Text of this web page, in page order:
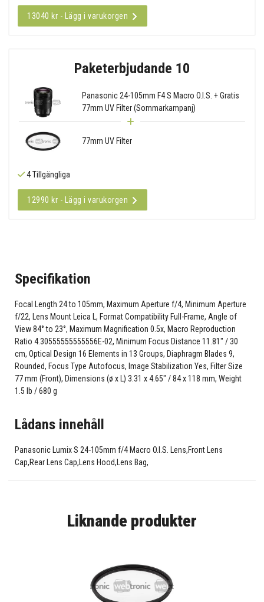
13040 kr - Lägg i varukorgen
Paketerbjudande 10
Panasonic 24-105mm F4 S Macro O.I.S. + Gratis
77mm UV Filter (Sommarkampanj)
77mm UV Filter
4 Tillgängliga
12990 kr - Lägg i varukorgen
Specifikation
Focal Length 24 to 105mm, Maximum Aperture f/4, Minimum Aperture
f/22, Lens Mount Leica L, Format Compatibility Full-Frame, Angle of
View 84° to 23°, Maximum Magnification 0.5x, Macro Reproduction
Ratio 4.30555555555556E-02, Minimum Focus Distance 11.81" / 30
cm, Optical Design 16 Elements in 13 Groups, Diaphragm Blades 9,
Rounded, Focus Type Autofocus, Image Stabilization Yes, Filter Size
77 mm (Front), Dimensions (ø x L) 3.31 x 4.65" / 84 x 118 mm, Weight
1.5 lb / 680 g
Lådans innehåll
Panasonic Lumix S 24-105mm f/4 Macro O.I.S. Lens,Front Lens
Cap,Rear Lens Cap,Lens Hood,Lens Bag,
Liknande produkter